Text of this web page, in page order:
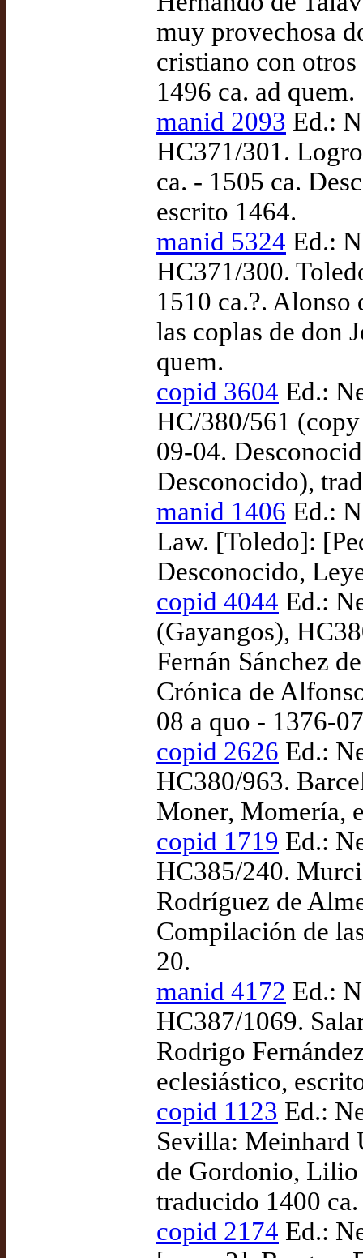
muy provechosa
cristiano con
1496 ca. ad quem.
manid 2093 Ed.:
HC371/301.
ca. - 1505 ca.
escrito 1464.
manid 5324 Ed.:
HC371/300.
1510 ca.?. Alonso
las coplas de don
quem.
copid 3604 Ed.:
HC/380/561 (copy
09-04.
Desconocido),
manid 1406 Ed.:
Law. [Toledo]:
Desconocido,
copid 4044 Ed.:
(Gayangos),
Fernán Sánchez
Crónica de
08 a quo - 1376-
copid 2626 Ed.:
HC380/963.
Moner, Momería,
copid 1719 Ed.:
HC385/240.
Rodríguez de
Compilación de
20.
manid 4172 Ed.:
HC387/1069.
Rodrigo
eclesiástico,
copid 1123 Ed.:
Sevilla: Meinhard
de Gordonio, Lilio
traducido 1400
copid 2174 Ed.: